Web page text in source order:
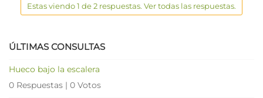
Estas viendo 1 de 2 respuestas. Ver todas las respuestas.
ÚLTIMAS CONSULTAS
Hueco bajo la escalera
0 Respuestas | 0 Votos